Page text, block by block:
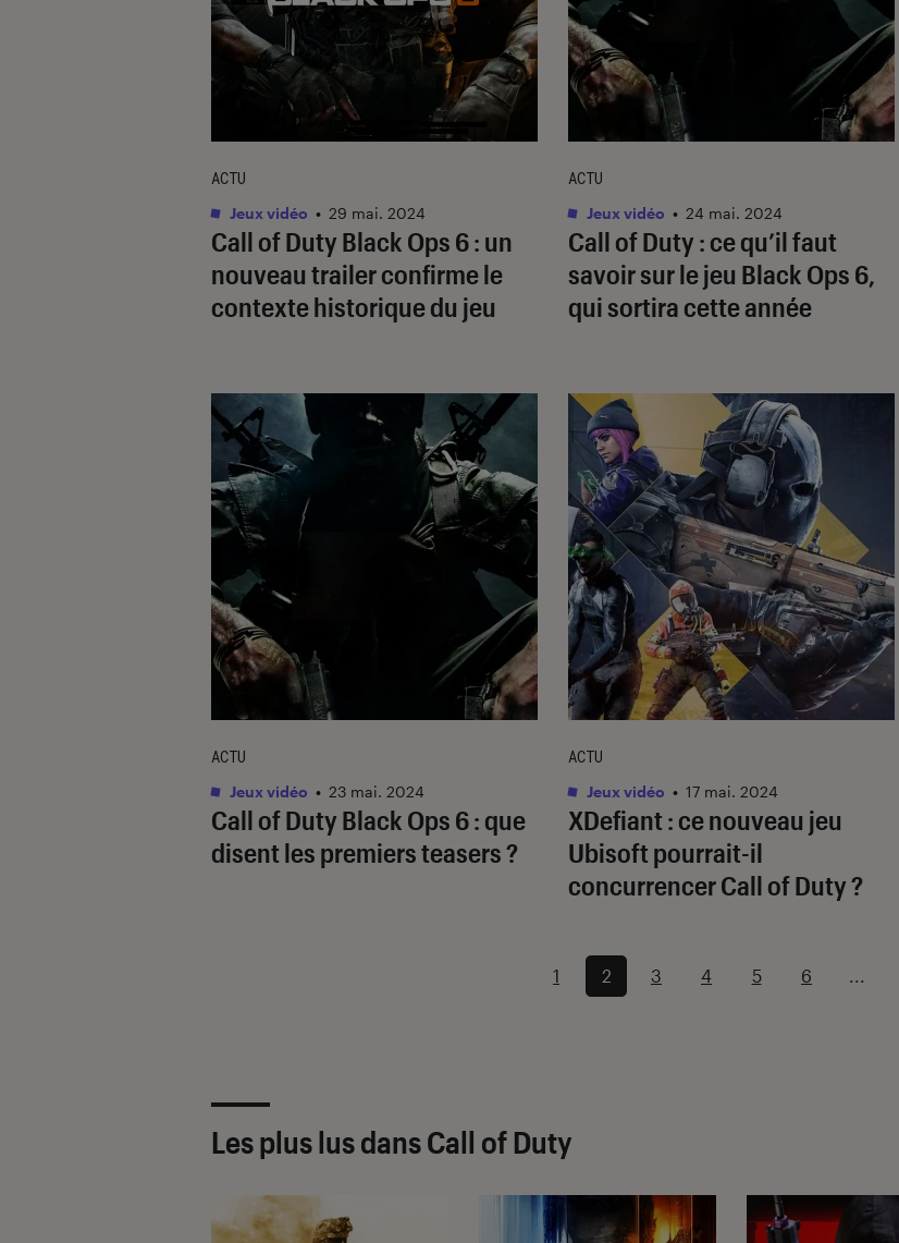
Call of Duty Black Ops 6: un
nouveau trailer confirme le
contexte historique du jeu
ACTU
Jeux vidéo • 29 mai. 2024
Call of Duty : ce qu’il faut
savoir sur le jeu Black Ops 6,
qui sortira cette année
ACTU
Jeux vidéo • 24 mai. 2024
Call of Duty Black Ops 6 : que
disent les premiers teasers ?
ACTU
Jeux vidéo • 23 mai. 2024
XDefiant : ce nouveau jeu
Ubisoft pourrait-il
concurrencerCall of Duty?
ACTU
Jeux vidéo • 17 mai. 2024
1 2 3 4 5 6 ...
Les plus lus dans Call of Duty